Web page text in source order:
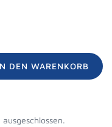
DEN WARENKORB